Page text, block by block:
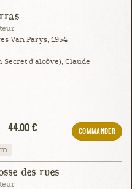
Van Parys, 1954
d'alcôve), Claude
44.00 €
COMMANDER
des rues